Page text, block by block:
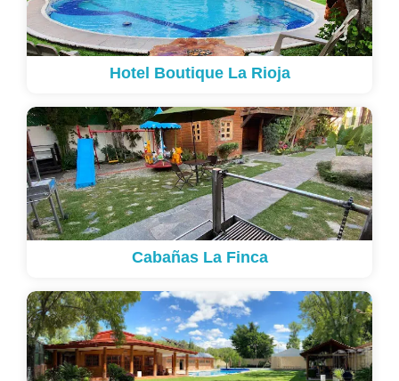
Hotel Boutique La Rioja
Cabañas La Finca